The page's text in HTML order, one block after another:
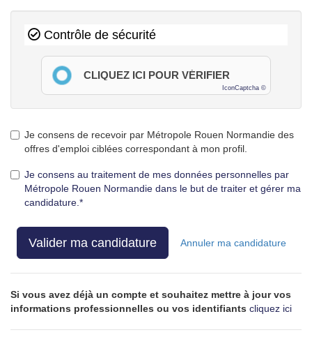
Contrôle de sécurité
IconCaptcha ©
CLIQUEZ ICI POUR VÉRIFIER
Je consens de recevoir par Métropole Rouen Normandie des
offres d'emploi ciblées correspondant à mon profil.
Je consens au traitement de mes données personnelles par
Métropole Rouen Normandie dans le but de traiter et gérer ma
candidature.*
Valider ma candidature Annuler ma candidature
Si vous avez déjà un compte et souhaitez mettre à jour vos
informations professionnelles ou vos identifiants cliquez ici